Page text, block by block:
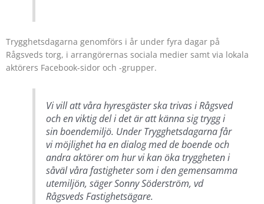
Trygghetsdagarna genomförs i år under fyra dagar på
Rågsveds torg, i arrangörernas sociala medier samt via lokala
aktörers Facebook-sidor och -grupper.
Vi vill att våra hyresgäster ska trivas i Rågsved
och en viktig del i det är att känna sig trygg i
sin boendemiljö. Under Trygghetsdagarna får
vi möjlighet ha en dialog med de boende och
andra aktörer om hur vi kan öka tryggheten i
såväl våra fastigheter som i den gemensamma
utemiljön, säger Sonny Söderström, vd
Rågsveds Fastighetsägare.